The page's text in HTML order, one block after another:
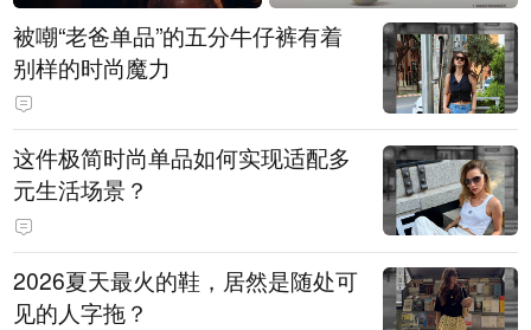
被嘲“老爸单品”的五分牛仔裤有着
别样的时尚魔力
这件极简时尚单品如何实现适配多
元生活场景？
2026夏天最火的鞋，居然是随处可
见的人字拖？